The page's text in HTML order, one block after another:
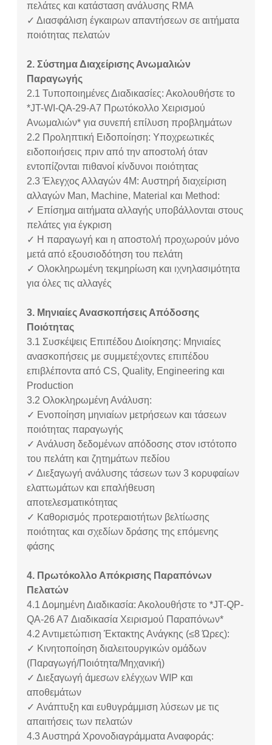
πελάτες και κατάσταση ανάλυσης RMA
✓ Διασφάλιση έγκαιρων απαντήσεων σε αιτήματα
ποιότητας πελατών
2. Σύστημα Διαχείρισης Ανωμαλιών
Παραγωγής
2.1 Τυποποιημένες Διαδικασίες: Ακολουθήστε το
*JT-WI-QA-29-A7 Πρωτόκολλο Χειρισμού
Ανωμαλιών* για συνεπή επίλυση προβλημάτων
2.2 Προληπτική Ειδοποίηση: Υποχρεωτικές
ειδοποιήσεις πριν από την αποστολή όταν
εντοπίζονται πιθανοί κίνδυνοι ποιότητας
2.3 Έλεγχος Αλλαγών 4M: Αυστηρή διαχείριση
αλλαγών Man, Machine, Material και Method:
✓ Επίσημα αιτήματα αλλαγής υποβάλλονται στους
πελάτες για έγκριση
✓ Η παραγωγή και η αποστολή προχωρούν μόνο
μετά από εξουσιοδότηση του πελάτη
✓ Ολοκληρωμένη τεκμηρίωση και ιχνηλασιμότητα
για όλες τις αλλαγές
3. Μηνιαίες Ανασκοπήσεις Απόδοσης
Ποιότητας
3.1 Συσκέψεις Επιπέδου Διοίκησης: Μηνιαίες
ανασκοπήσεις με συμμετέχοντες επιπέδου
επιβλέποντα από CS, Quality, Engineering και
Production
3.2 Ολοκληρωμένη Ανάλυση:
✓ Ενοποίηση μηνιαίων μετρήσεων και τάσεων
ποιότητας παραγωγής
✓ Ανάλυση δεδομένων απόδοσης στον ιστότοπο
του πελάτη και ζητημάτων πεδίου
✓ Διεξαγωγή ανάλυσης τάσεων των 3 κορυφαίων
ελαττωμάτων και επαλήθευση
αποτελεσματικότητας
✓ Καθορισμός προτεραιοτήτων βελτίωσης
ποιότητας και σχεδίων δράσης της επόμενης
φάσης
4. Πρωτόκολλο Απόκρισης Παραπόνων
Πελατών
4.1 Δομημένη Διαδικασία: Ακολουθήστε το *JT-QP-
QA-26 A7 Διαδικασία Χειρισμού Παραπόνων*
4.2 Αντιμετώπιση Έκτακτης Ανάγκης (≤8 Ώρες):
✓ Κινητοποίηση διαλειτουργικών ομάδων
(Παραγωγή/Ποιότητα/Μηχανική)
✓ Διεξαγωγή άμεσων ελέγχων WIP και
αποθεμάτων
✓ Ανάπτυξη και ευθυγράμμιση λύσεων με τις
απαιτήσεις των πελατών
4.3 Αυστηρά Χρονοδιαγράμματα Αναφοράς: